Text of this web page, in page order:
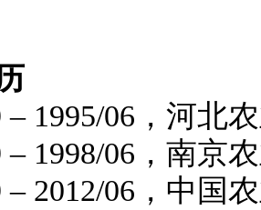
– 1995/06，河北
– 1998/06，南京
– 2012/06，中国